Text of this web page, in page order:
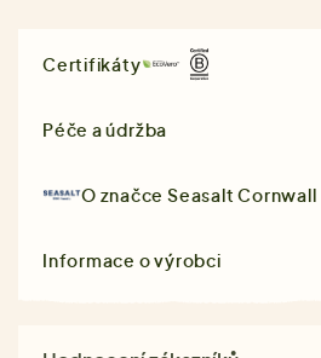
Certifikáty
Péče a údržba
O značceSeasalt Cornwall
Informace o výrobci